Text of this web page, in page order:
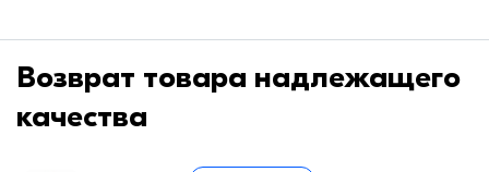
Возврат товара надлежащего
качества